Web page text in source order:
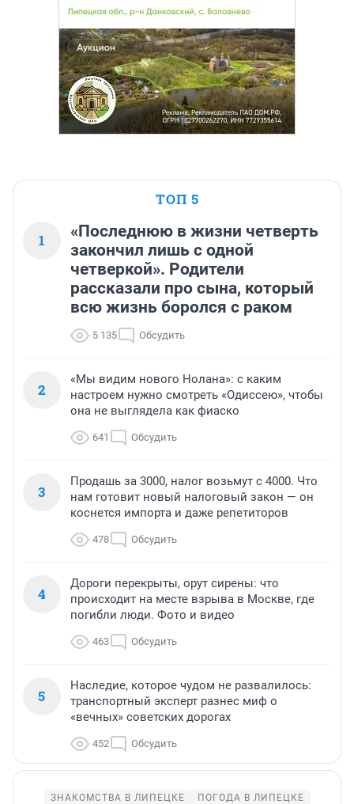
ТОП 5
1
«Последнюю в жизни четверть
закончил лишь с одной
четверкой». Родители
рассказали про сына, который
всю жизнь боролся с раком
5 135 Обсудить
2
«Мы видим нового Нолана»: с каким
настроем нужно смотреть «Одиссею», чтобы
она не выглядела как фиаско
641 Обсудить
3
Продашь за 3000, налог возьмут с 4000. Что
нам готовит новый налоговый закон — он
коснется импорта и даже репетиторов
478 Обсудить
4
Дороги перекрыты, орут сирены: что
происходит на месте взрыва в Москве, где
погибли люди. Фото и видео
463 Обсудить
5
Наследие, которое чудом не развалилось:
транспортный эксперт разнес миф о
«вечных» советских дорогах
452 Обсудить
ЗНАКОМСТВА В ЛИПЕЦКЕ
ПОГОДА В ЛИПЕЦКЕ